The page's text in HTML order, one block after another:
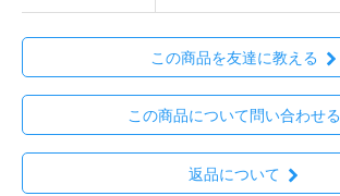
この商品を友達に教える
この商品について問い合わせる
返品について